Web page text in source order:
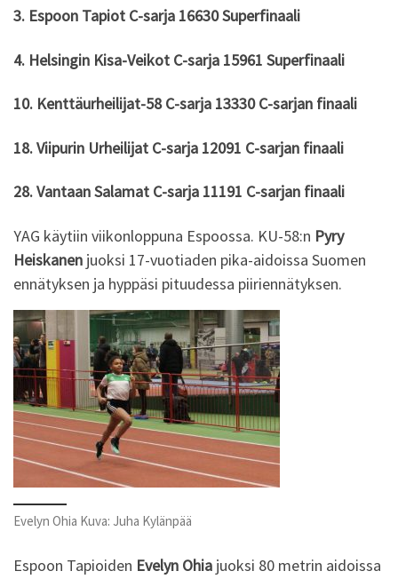
3. Espoon Tapiot C-sarja 16630 Superfinaali
4. Helsingin Kisa-Veikot C-sarja 15961 Superfinaali
10. Kenttäurheilijat-58 C-sarja 13330 C-sarjan finaali
18. Viipurin Urheilijat C-sarja 12091 C-sarjan finaali
28. Vantaan Salamat C-sarja 11191 C-sarjan finaali
YAG käytiin viikonloppuna Espoossa. KU-58:n Pyry
Heiskanen juoksi 17-vuotiaden pika-aidoissa Suomen
ennätyksen ja hyppäsi pituudessa piiriennätyksen.
Evelyn Ohia Kuva: Juha Kylänpää
Espoon Tapioiden Evelyn Ohia juoksi 80 metrin aidoissa